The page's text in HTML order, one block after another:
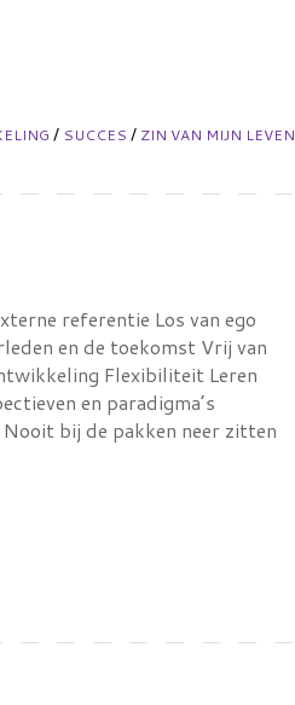
/ SUCCES / ZIN VAN MIJN LEVEN
referentie Los van ego
en de toekomst Vrij van
Flexibiliteit Leren
en paradigma’s
bij de pakken neer zitten